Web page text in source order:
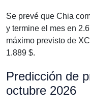
Se prevé que Chia
y termine el mes en
máximo previsto de
1.889 $.
Predicción de
octubre 2026